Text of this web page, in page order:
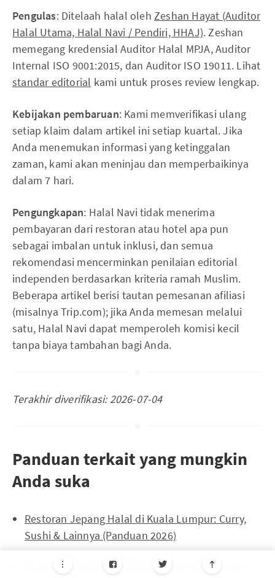
Pengulas: Ditelaah halal olehZeshan Hayat (Auditor
Halal Utama, Halal Navi / Pendiri, HHAJ). Zeshan
memegang kredensial Auditor Halal MPJA, Auditor
Internal ISO 9001:2015, dan Auditor ISO 19011. Lihat
standar editorial kami untuk proses review lengkap.
Kebijakan pembaruan: Kami memverifikasi ulang
setiap klaim dalam artikel ini setiap kuartal. Jika
Anda menemukan informasi yang ketinggalan
zaman, kami akan meninjau dan memperbaikinya
dalam 7 hari.
Pengungkapan: Halal Navi tidak menerima
pembayaran dari restoran atau hotel apa pun
sebagai imbalan untuk inklusi, dan semua
rekomendasi mencerminkan penilaian editorial
independen berdasarkan kriteria ramah Muslim.
Beberapa artikel berisi tautan pemesanan afiliasi
(misalnya Trip.com); jika Anda memesan melalui
satu, Halal Navi dapat memperoleh komisi kecil
tanpa biaya tambahan bagi Anda.
Terakhir diverifikasi: 2026-07-04
Panduan terkait yang mungkin
Anda suka
Restoran Jepang Halal di Kuala Lumpur: Curry,
Sushi & Lainnya (Panduan 2026)
5 Produk Pembersih DAISO Cerdas yang Harus